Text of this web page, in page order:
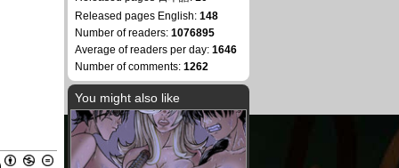
Released pages English: 148
Number of readers: 1076895
Average of readers per day: 1646
Number of comments: 1262
You might also like